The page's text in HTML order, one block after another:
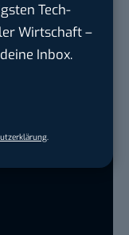
Tech-
Wirtschaft –
Inbox.
.